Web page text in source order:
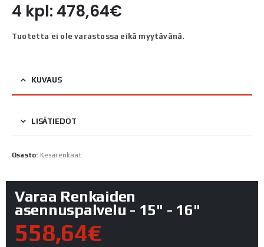
4 kpl: 478,64€
Tuotetta ei ole varastossa eikä myytävänä.
KUVAUS
LISÄTIEDOT
Osasto: Kesärenkaat
Varaa Renkaiden
asennuspalvelu - 15" - 16"
558,64€